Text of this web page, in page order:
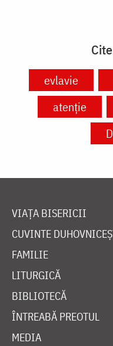
evlavie
atenție
VIAȚA BISERICII
CUVINTE
FAMILIE
LITURGICĂ
BIBLIOTECĂ
ÎNTREABĂ PREOTUL
MEDIA